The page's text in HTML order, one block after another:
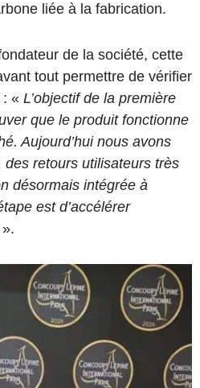
liée à la fabrication.
de la société, cette
tout permettre de vérifier
: « L’objectif de la première
que le produit fonctionne
Aujourd’hui nous avons
retours utilisateurs très
désormais intégrée à
est d’accélérer
».